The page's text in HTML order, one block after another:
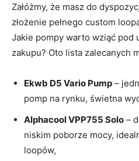
Załóżmy, że masz do
złożenie pełnego custom
⁢Jakie pompy warto wziąć pod
zakupu? ‌Oto lista zalecanych
Ekwb⁢ D5 Vario Pump –
pomp na rynku, świetna
Alphacool VPP755 Solo –
niskim poborze mocy,
loopów,